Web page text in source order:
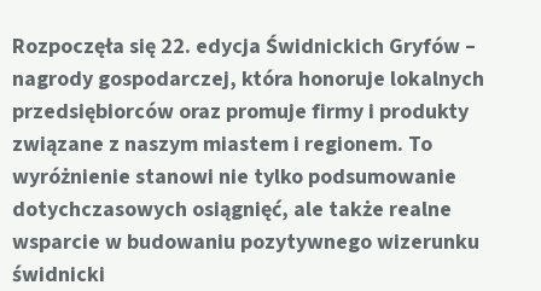
Rozpoczęła się 22. edycja Świdnickich Gryfów –
nagrody gospodarczej, która honoruje lokalnych
przedsiębiorców oraz promuje firmy i produkty
związane z naszym miastem i regionem. To
wyróżnienie stanowi nie tylko podsumowanie
dotychczasowych osiągnięć, ale także realne
wsparcie w budowaniu pozytywnego wizerunku
świdnicki